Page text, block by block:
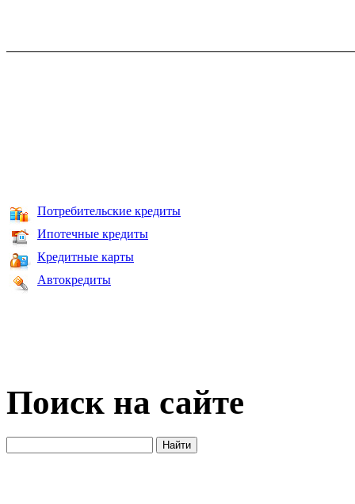
Потребительские кредиты
Ипотечные кредиты
Кредитные карты
Автокредиты
Поиск на сайте